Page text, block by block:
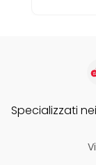
Specializzati